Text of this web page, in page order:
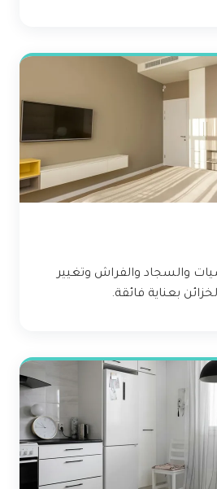
والسجاد والفراش وتغيير
بعناية فائقة.